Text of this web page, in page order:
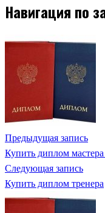
Навигация по
Предыдущая запись
Купить диплом
Следующая запись
Купить диплом тренера